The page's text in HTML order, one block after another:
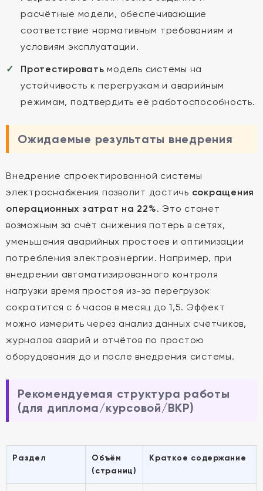
расчётные модели, обеспечивающие
соответствие нормативным требованиям и
условиям эксплуатации.
Протестировать модель системы на
устойчивость к перегрузкам и аварийным
режимам, подтвердить её работоспособность.
Ожидаемые результаты внедрения
Внедрение спроектированной системы
электроснабжения позволит достичь сокращения
операционных затрат на 22%. Это станет
возможным за счёт снижения потерь в сетях,
уменьшения аварийных простоев и оптимизации
потребления электроэнергии. Например, при
внедрении автоматизированного контроля
нагрузки время простоя из-за перегрузок
сократится с 6 часов в месяц до 1,5. Эффект
можно измерить через анализ данных счётчиков,
журналов аварий и отчётов по простою
оборудования до и после внедрения системы.
Рекомендуемая структура работы
(для диплома/курсовой/ВКР)
Раздел
Объём
(страниц)
Краткое содержание